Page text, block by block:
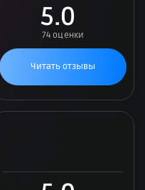
5.0
74 оценки
Читать отзывы